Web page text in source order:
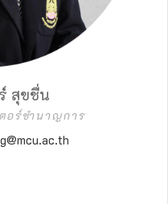
สุขชื่น
อร์ชำนาญการ